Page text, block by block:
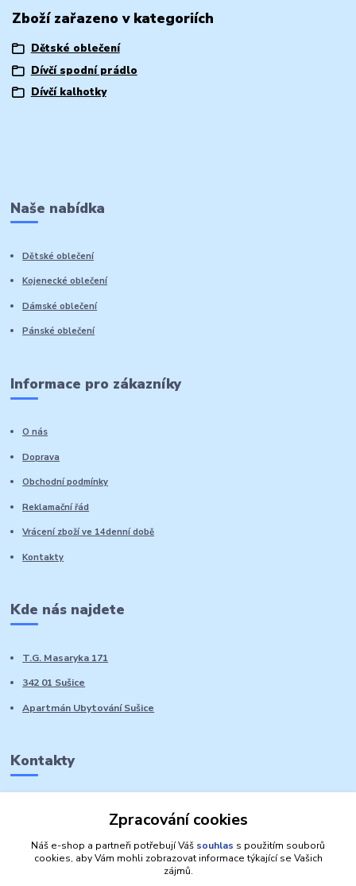
Zboží zařazeno v kategoriích
Dětské oblečení
Dívčí spodní prádlo
Dívčí kalhotky
Naše nabídka
Dětské oblečení
Kojenecké oblečení
Dámské oblečení
Pánské oblečení
Informace pro zákazníky
O nás
Doprava
Obchodní podmínky
Reklamační řád
Vrácení zboží ve 14denní době
Kontakty
Kde nás najdete
T.G. Masaryka 171
342 01 Sušice
Apartmán Ubytování Sušice
Kontakty
Zpracování cookies
Náš e-shop a partneři potřebují Váš souhlas s použitím souborů
cookies, aby Vám mohli zobrazovat informace týkající se Vašich
zájmů.